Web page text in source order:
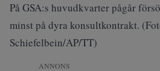
På GSA:s huvudkvarter pågår
minst på dyra konsultkontrakt.
Schiefelbein/AP/TT)
ANNONS